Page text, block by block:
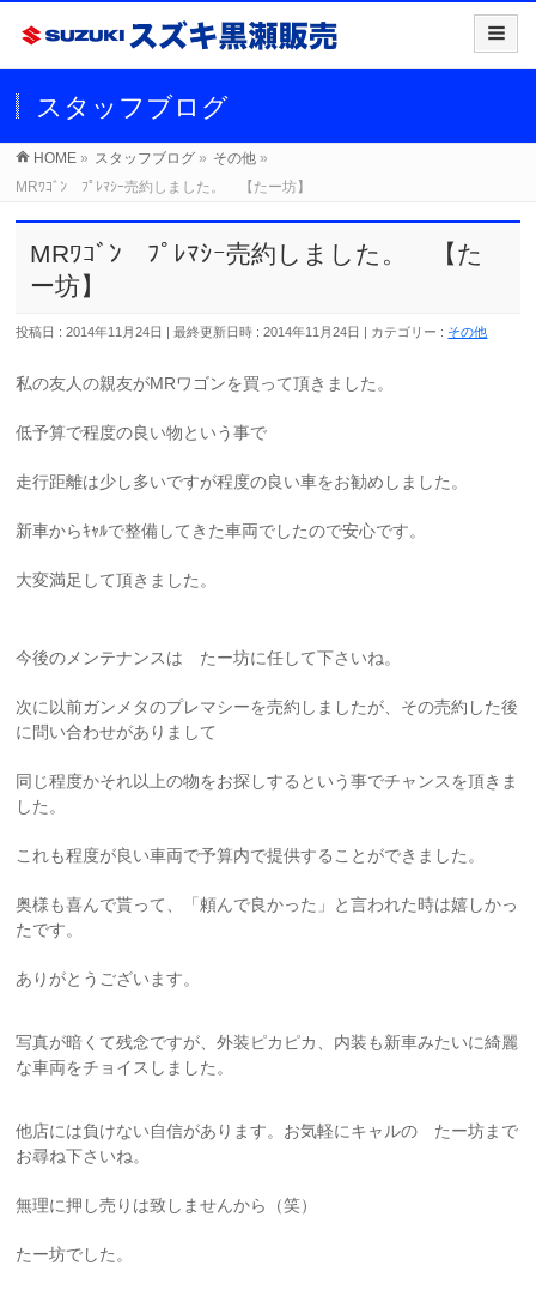
スタッフブログ
HOME » スタッフブログ » その他 »
MRﾜｺﾞﾝ ﾌﾟﾚﾏｼｰ売約しました。 【たー坊】
MRﾜｺﾞﾝ ﾌﾟﾚﾏｼｰ売約しました。 【た
ー坊】
投稿日 : 2014年11月24日 最終更新日時 : 2014年11月24日 カテゴリー : その他
私の友人の親友がMRワゴンを買って頂きました。
低予算で程度の良い物という事で
走行距離は少し多いですが程度の良い車をお勧めしました。
新車からｷｬﾙで整備してきた車両でしたので安心です。
大変満足して頂きました。
今後のメンテナンスは たー坊に任して下さいね。
次に以前ガンメタのプレマシーを売約しましたが、その売約した後
に問い合わせがありまして
同じ程度かそれ以上の物をお探しするという事でチャンスを頂きま
した。
これも程度が良い車両で予算内で提供することができました。
奥様も喜んで貰って、「頼んで良かった」と言われた時は嬉しかっ
たです。
ありがとうございます。
写真が暗くて残念ですが、外装ピカピカ、内装も新車みたいに綺麗
な車両をチョイスしました。
他店には負けない自信があります。お気軽にキャルの たー坊まで
お尋ね下さいね。
無理に押し売りは致しませんから（笑）
たー坊でした。